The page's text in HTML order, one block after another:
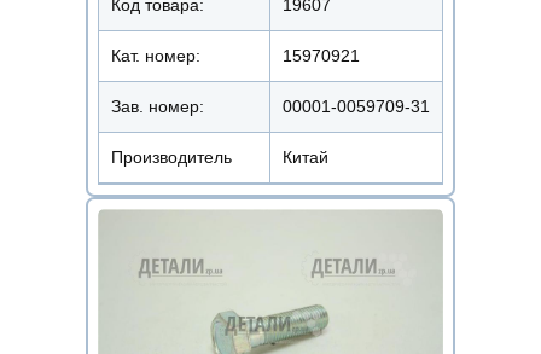
Код товара: 19607
Кат. номер: 15970921
Зав. номер: 00001-0059709-31
Производитель Китай